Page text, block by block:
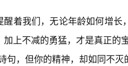
醒着我们，无论年龄如何增长
加上不减的勇猛，才是真正的
句，但你的精神，却如同不